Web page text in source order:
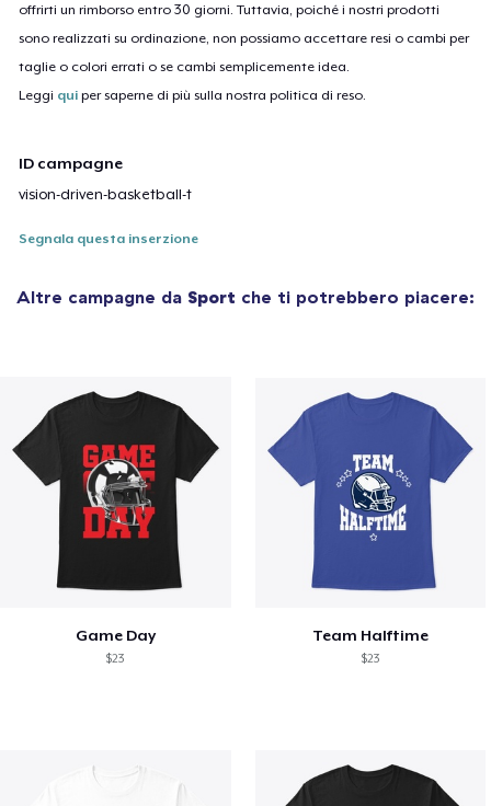
offrirti un rimborso entro 30 giorni. Tuttavia, poiché i nostri prodotti
sono realizzati su ordinazione, non possiamo accettare resi o cambi per
taglie o colori errati o se cambi semplicemente idea.
Leggi qui per saperne di più sulla nostra politica di reso.
ID campagne
vision-driven-basketball-t
Segnala questa inserzione
Altre campagne da Sport che ti potrebbero piacere:
Game Day
$23
Team Halftime
$23